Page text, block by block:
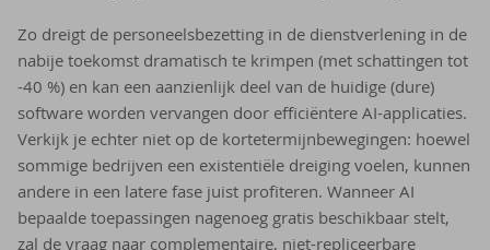
Zo dreigt de personeelsbezetting in de dienstverlening in de
nabije toekomst dramatisch te krimpen (met schattingen tot
-40 %) en kan een aanzienlijk deel van de huidige (dure)
software worden vervangen door efficiëntere AI-applicaties.
Verkijk je echter niet op de kortetermijnbewegingen: hoewel
sommige bedrijven een existentiële dreiging voelen, kunnen
andere in een latere fase juist profiteren. Wanneer AI
bepaalde toepassingen nagenoeg gratis beschikbaar stelt,
zal de vraag naar complementaire, niet-repliceerbare